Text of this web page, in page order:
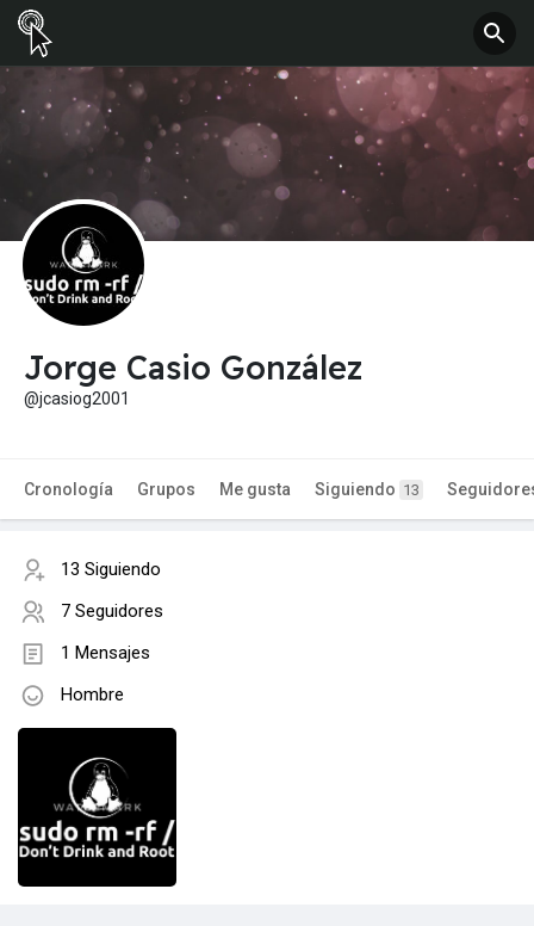
Jorge Casio González
@jcasiog2001
Cronología Grupos Me gusta Siguiendo 13
13 Siguiendo
7 Seguidores
1 Mensajes
Hombre